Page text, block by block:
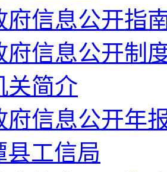
府信息公开指
府信息公开制
关简介
府信息公开年
县工信局